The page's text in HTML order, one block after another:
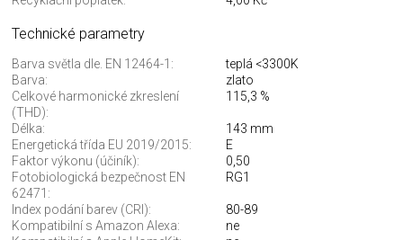
Technické parametry
Barva světla dle. EN 12464-1:
teplá <3300K
Barva:
zlato
Celkové harmonické zkreslení
(THD):
115,3 %
Délka:
143 mm
Energetická třída EU 2019/2015:
E
Faktor výkonu (účiník):
0,50
Fotobiologická bezpečnost EN
62471:
RG1
Index podání barev (CRI):
80-89
Kompatibilní s Amazon Alexa:
ne